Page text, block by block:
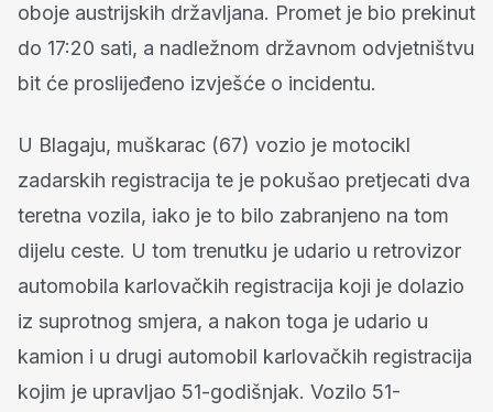
oboje austrijskih državljana. Promet je bio prekinut
do 17:20 sati, a nadležnom državnom odvjetništvu
bit će proslijeđeno izvješće o incidentu.
U Blagaju, muškarac (67) vozio je motocikl
zadarskih registracija te je pokušao pretjecati dva
teretna vozila, iako je to bilo zabranjeno na tom
dijelu ceste. U tom trenutku je udario u retrovizor
automobila karlovačkih registracija koji je dolazio
iz suprotnog smjera, a nakon toga je udario u
kamion i u drugi automobil karlovačkih registracija
kojim je upravljao 51-godišnjak. Vozilo 51-